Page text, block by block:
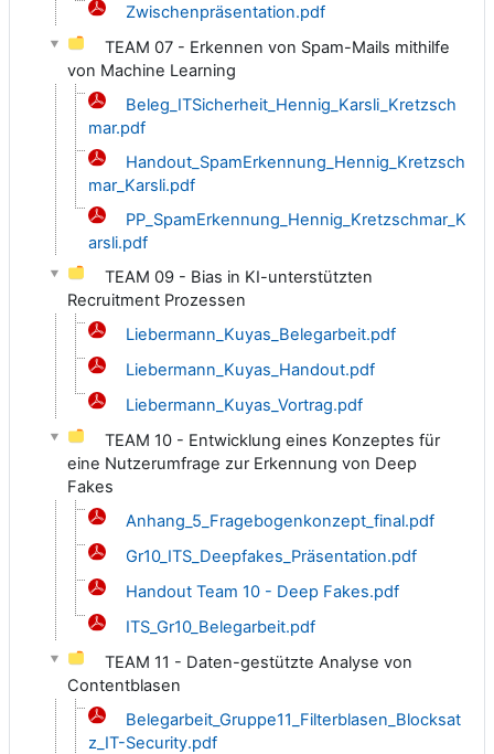
Zwischenpräsentation.pdf
TEAM 07 - Erkennen von Spam-Mails mithilfe
von Machine Learning
Beleg_ITSicherheit_Hennig_Karsli_Kretzsch
mar.pdf
Handout_SpamErkennung_Hennig_Kretzsch
mar_Karsli.pdf
PP_SpamErkennung_Hennig_Kretzschmar_K
arsli.pdf
TEAM 09 - Bias in KI-unterstützten
Recruitment Prozessen
Liebermann_Kuyas_Belegarbeit.pdf
Liebermann_Kuyas_Handout.pdf
Liebermann_Kuyas_Vortrag.pdf
TEAM 10 - Entwicklung eines Konzeptes für
eine Nutzerumfrage zur Erkennung von Deep
Fakes
Anhang_5_Fragebogenkonzept_final.pdf
Gr10_ITS_Deepfakes_Präsentation.pdf
Handout Team 10 - Deep Fakes.pdf
ITS_Gr10_Belegarbeit.pdf
TEAM 11 - Daten-gestützte Analyse von
Contentblasen
Belegarbeit_Gruppe11_Filterblasen_Blocksat
z_IT-Security.pdf